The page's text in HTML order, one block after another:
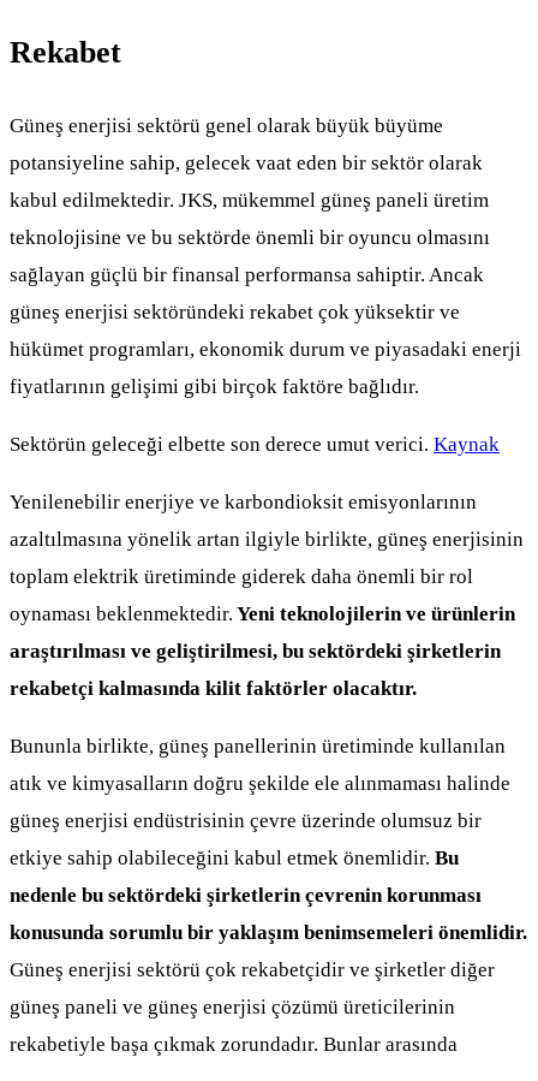
Rekabet
Güneş enerjisi sektörü genel olarak büyük büyüme
potansiyeline sahip, gelecek vaat eden bir sektör olarak
kabul edilmektedir. JKS, mükemmel güneş paneli üretim
teknolojisine ve bu sektörde önemli bir oyuncu olmasını
sağlayan güçlü bir finansal performansa sahiptir. Ancak
güneş enerjisi sektöründeki rekabet çok yüksektir ve
hükümet programları, ekonomik durum ve piyasadaki enerji
fiyatlarının gelişimi gibi birçok faktöre bağlıdır.
Sektörün geleceği elbette son derece umut verici. Kaynak
Yenilenebilir enerjiye ve karbondioksit emisyonlarının
azaltılmasına yönelik artan ilgiyle birlikte, güneş enerjisinin
toplam elektrik üretiminde giderek daha önemli bir rol
oynaması beklenmektedir. Yeni teknolojilerin ve ürünlerin
araştırılması ve geliştirilmesi, bu sektördeki şirketlerin
rekabetçi kalmasında kilit faktörler olacaktır.
Bununla birlikte, güneş panellerinin üretiminde kullanılan
atık ve kimyasalların doğru şekilde ele alınmaması halinde
güneş enerjisi endüstrisinin çevre üzerinde olumsuz bir
etkiye sahip olabileceğini kabul etmek önemlidir. Bu
nedenle bu sektördeki şirketlerin çevrenin korunması
konusunda sorumlu bir yaklaşım benimsemeleri önemlidir.
Güneş enerjisi sektörü çok rekabetçidir ve şirketler diğer
güneş paneli ve güneş enerjisi çözümü üreticilerinin
rekabetiyle başa çıkmak zorundadır. Bunlar arasında